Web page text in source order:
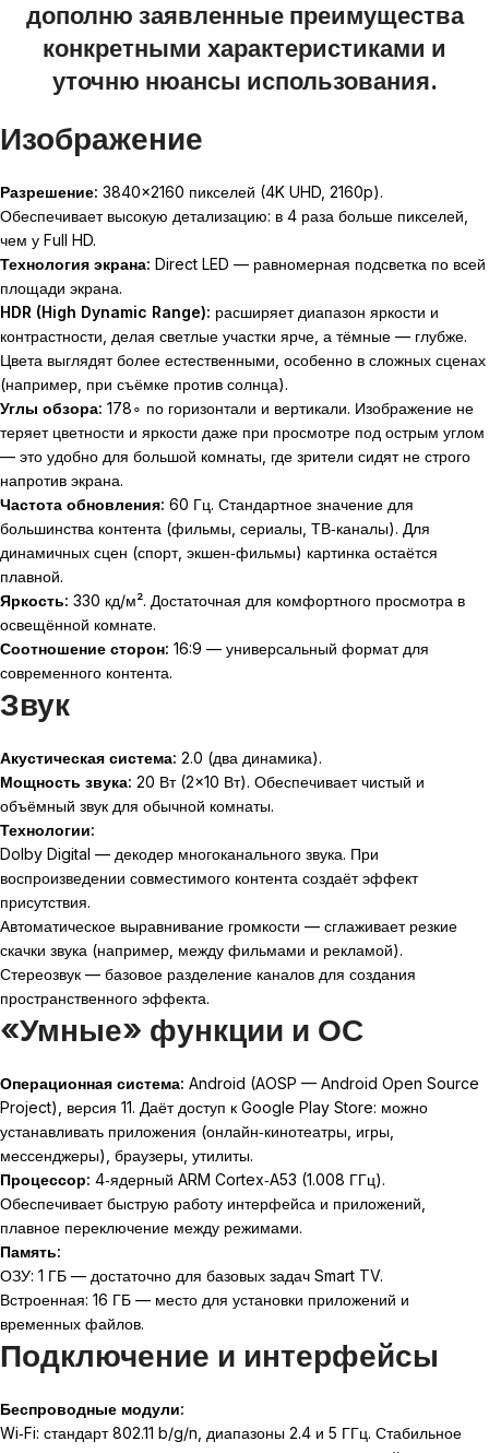
дополню заявленные преимущества
конкретными характеристиками и
уточню нюансы использования.
Изображение
Разрешение: 3840×2160 пикселей (4K UHD, 2160p).
Обеспечивает высокую детализацию: в 4 раза больше пикселей,
чем у Full HD.
Технология экрана: Direct LED — равномерная подсветка по всей
площади экрана.
HDR (High Dynamic Range): расширяет диапазон яркости и
контрастности, делая светлые участки ярче, а тёмные — глубже.
Цвета выглядят более естественными, особенно в сложных сценах
(например, при съёмке против солнца).
Углы обзора: 178∘ по горизонтали и вертикали. Изображение не
теряет цветности и яркости даже при просмотре под острым углом
— это удобно для большой комнаты, где зрители сидят не строго
напротив экрана.
Частота обновления: 60 Гц. Стандартное значение для
большинства контента (фильмы, сериалы, ТВ‑каналы). Для
динамичных сцен (спорт, экшен‑фильмы) картинка остаётся
плавной.
Яркость: 330 кд/м². Достаточная для комфортного просмотра в
освещённой комнате.
Соотношение сторон: 16:9 — универсальный формат для
современного контента.
Звук
Акустическая система: 2.0 (два динамика).
Мощность звука: 20 Вт (2×10 Вт). Обеспечивает чистый и
объёмный звук для обычной комнаты.
Технологии:
Dolby Digital — декодер многоканального звука. При
воспроизведении совместимого контента создаёт эффект
присутствия.
Автоматическое выравнивание громкости — сглаживает резкие
скачки звука (например, между фильмами и рекламой).
Стереозвук — базовое разделение каналов для создания
пространственного эффекта.
«Умные» функции и ОС
Операционная система: Android (AOSP — Android Open Source
Project), версия 11. Даёт доступ к Google Play Store: можно
устанавливать приложения (онлайн‑кинотеатры, игры,
мессенджеры), браузеры, утилиты.
Процессор: 4‑ядерный ARM Cortex‑A53 (1.008 ГГц).
Обеспечивает быструю работу интерфейса и приложений,
плавное переключение между режимами.
Память:
ОЗУ: 1 ГБ — достаточно для базовых задач Smart TV.
Встроенная: 16 ГБ — место для установки приложений и
временных файлов.
Подключение и интерфейсы
Беспроводные модули:
Wi‑Fi: стандарт 802.11 b/g/n, диапазоны 2.4 и 5 ГГц. Стабильное